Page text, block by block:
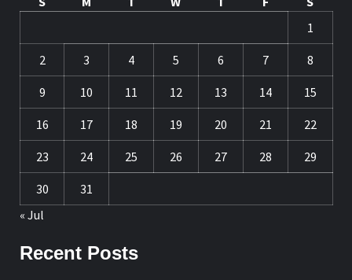
1
2 3 4 5 6 7 8
9 10 11 12 13 14 15
16 17 18 19 20 21 22
23 24 25 26 27 28 29
30
31
« Jul
Recent Posts